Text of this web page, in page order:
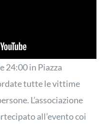
24:00 in Piazza
tutte le vittime
L’associazione
all’evento coi